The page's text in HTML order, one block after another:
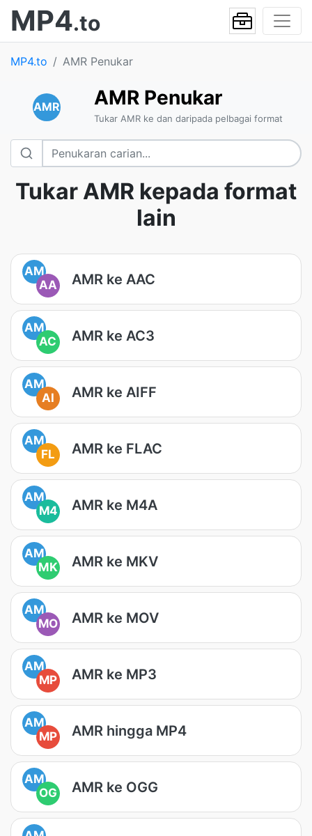
MP4.to
MP4.to AMR Penukar
AMR AMR Penukar
Tukar AMR ke dan daripada pelbagai format
Tukar AMR kepada format
lain
AM
AA
AMR ke AAC
AM
AC
AMR ke AC3
AM
AI
AMR ke AIFF
AM
FL
AMR ke FLAC
AM
M4
AMR ke M4A
AM
MK
AMR ke MKV
AM
MO
AMR ke MOV
AM
MP
AMR ke MP3
AM
MP
AMR hingga MP4
AM
OG
AMR ke OGG